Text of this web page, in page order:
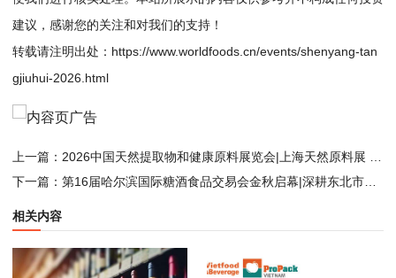
建议，感谢您的关注和对我们的支持！
转载请注明出处： https://www.worldfoods.cn/events/shenyang-tan
gjiuhui-2026.html
上一篇： 2026中国天然提取物和健康原料展览会|上海天然原料展 NE&HIE China
下一篇： 第16届哈尔滨国际糖酒食品交易会金秋启幕|深耕东北市场，联通内外贸易
相关内容